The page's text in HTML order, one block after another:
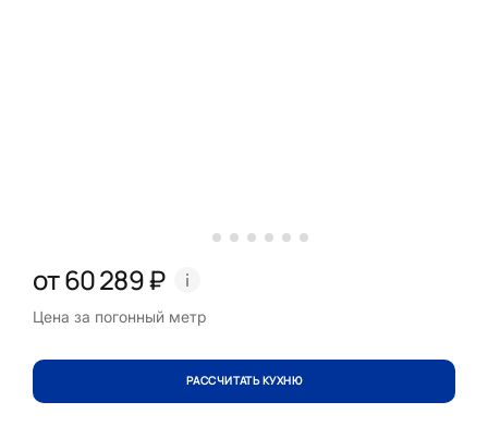
от 60 289 ₽
Цена за погонный метр
РАССЧИТАТЬ КУХНЮ